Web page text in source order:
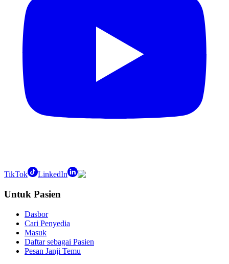
TikTok LinkedIn
Untuk Pasien
Dasbor
Cari Penyedia
Masuk
Daftar sebagai Pasien
Pesan Janji Temu